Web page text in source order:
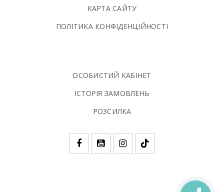
КАРТА САЙТУ
ПОЛIТИКА КОНФIДЕНЦIЙНОСТI
ОСОБИСТИЙ КАБІНЕТ
ІСТОРІЯ ЗАМОВЛЕНЬ
РОЗСИЛКА